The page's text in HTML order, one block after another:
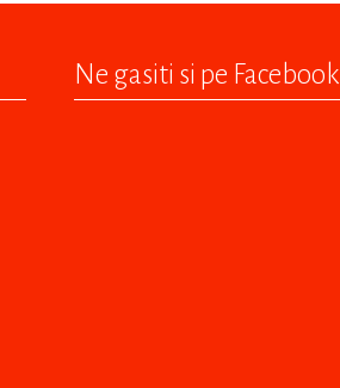
Ne gasiti si pe Facebook